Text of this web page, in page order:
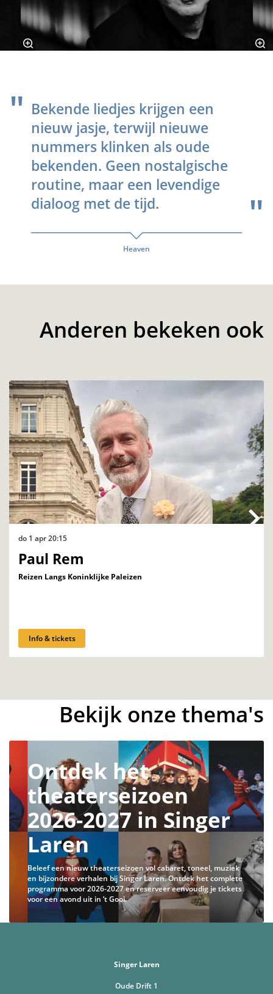
Bekende liedjes krijgen een
nieuw jasje, terwijl nieuwe
nummers klinken als oude
bekenden. Geen nostalgische
routine, maar een levendige
dialoog met de tijd.
Heaven
Anderen bekeken ook
Paul Rem
Reizen Langs Koninklijke Paleizen
do 1 apr20:15
Info & tickets
Bekijk onze thema's
Ontdek het
theaterseizoen
2026-2027 in Singer
Laren
Beleef een nieuw theaterseizoen vol cabaret, toneel, muziek
en bijzondere verhalen bij Singer Laren. Ontdek het complete
programma voor 2026-2027 en reserveer eenvoudig je tickets
voor een avond uit in ’t Gooi.
Singer Laren
Oude Drift 1